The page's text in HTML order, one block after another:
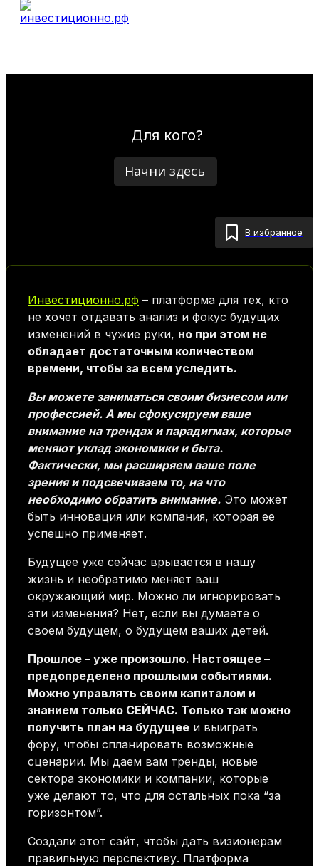
Для кого?
Начни здесь
В избранное
Инвестиционно.рф – платформа для тех, кто
не хочет отдавать анализ и фокус будущих
изменений в чужие руки, но при этом не
обладает достаточным количеством
времени, чтобы за всем уследить.
Вы можете заниматься своим бизнесом или
профессией. А мы сфокусируем ваше
внимание на трендах и парадигмах, которые
меняют уклад экономики и быта.
Фактически, мы расширяем ваше поле
зрения и подсвечиваем то, на что
необходимо обратить внимание. Это может
быть инновация или компания, которая ее
успешно применяет.
Будущее уже сейчас врывается в нашу
жизнь и необратимо меняет ваш
окружающий мир. Можно ли игнорировать
эти изменения? Нет, если вы думаете о
своем будущем, о будущем ваших детей.
Прошлое – уже произошло. Настоящее –
предопределено прошлыми событиями.
Можно управлять своим капиталом и
знанием только СЕЙЧАС. Только так можно
получить план на будущее и выиграть
фору, чтобы спланировать возможные
сценарии. Мы даем вам тренды, новые
сектора экономики и компании, которые
уже делают то, что для остальных пока “за
горизонтом”.
Создали этот сайт, чтобы дать визионерам
правильную перспективу. Платформа